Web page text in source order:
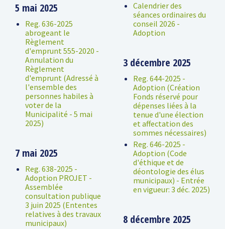
5 mai 2025
Reg. 636-2025
abrogeant le
Règlement
d'emprunt 555-2020 -
Annulation du
Règlement
d'emprunt (Adressé à
l'ensemble des
personnes habiles à
voter de la
Municipalité - 5 mai
2025)
7 mai 2025
Reg. 638-2025 -
Adoption PROJET -
Assemblée
consultation publique
3 juin 2025 (Ententes
relatives à des travaux
municipaux)
Calendrier des
séances ordinaires du
conseil 2026 -
Adoption
3 décembre 2025
Reg. 644-2025 -
Adoption (Création
Fonds réservé pour
dépenses liées à la
tenue d'une élection
et affectation des
sommes nécessaires)
Reg. 646-2025 -
Adoption (Code
d'éthique et de
déontologie des élus
municipaux) - Entrée
en vigueur: 3 déc. 2025)
8 décembre 2025